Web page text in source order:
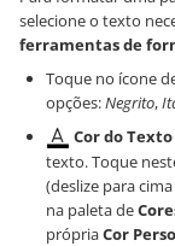
selecione o texto
ferramentas de
Toque no ícone
opções:Negrito,
Cor do Texto
texto. Toque
(deslize para
na paleta de
própriaCor